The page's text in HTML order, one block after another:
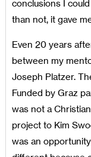
conclusions I
than not, it gave
Even 20 years
between my
Joseph Platzer.
Funded by Graz
was not a
project to Kim
was an